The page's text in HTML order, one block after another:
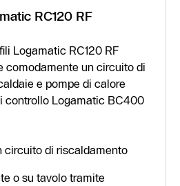
RC120 RF
Logamatic RC120 RF
comodamente un circuito di
e pompe di calore
controllo Logamatic BC400
circuito di riscaldamento
o su tavolo tramite